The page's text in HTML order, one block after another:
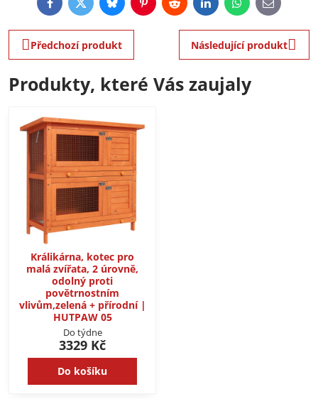
FacebookTwitterBlueskyPinterestRedditLinkedInWhatsApp
E-
mail
Předchozí produkt Následující produkt
Produkty, které Vás zaujaly
Králikárna, kotec pro
malá zvířata, 2 úrovně,
odolný proti
povětrnostním
vlivům,zelená + přírodní |
HUTPAW 05
Do týdne
3329 Kč
Do košíku